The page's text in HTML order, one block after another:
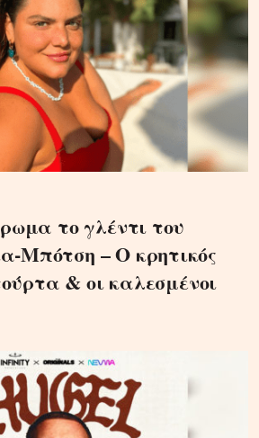
το γλέντι του
Μπότση – Ο κρητικός
& οι καλεσμένοι